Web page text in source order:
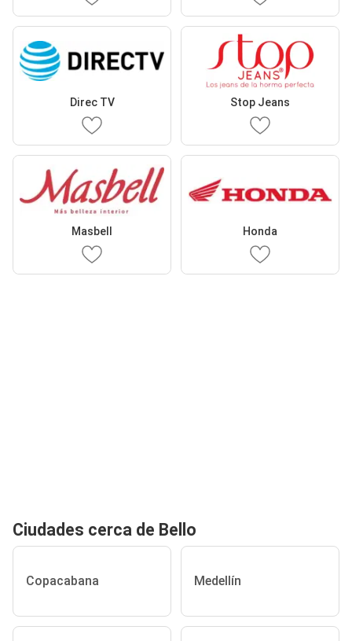
Direc TV Stop Jeans
Masbell Honda
Ciudades cerca de Bello
Copacabana Medellín